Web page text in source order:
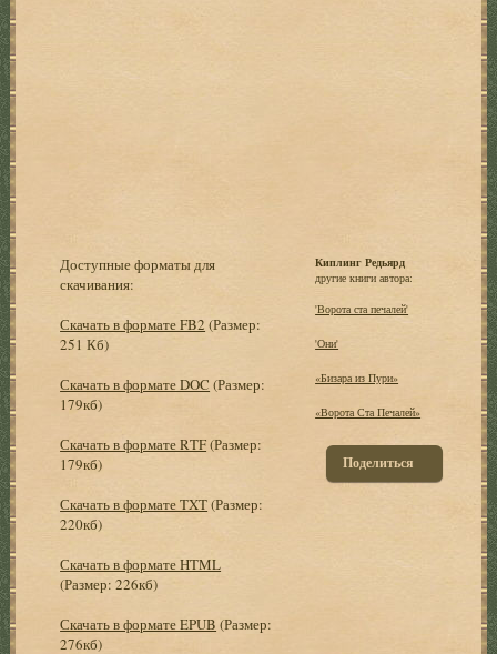
Доступные форматы для
скачивания:
Скачать в формате FB2 (Размер:
251 Кб)
Скачать в формате DOC (Размер:
179кб)
Скачать в формате RTF(Размер:
179кб)
Скачать в формате TXT(Размер:
220кб)
Скачать в формате HTML
(Размер: 226кб)
Скачать в формате EPUB (Размер:
276кб)
Киплинг Редьярд
другие книги автора:
'Ворота ста печалей'
'Они'
«Бизара из Пури»
«Ворота Ста Печалей»
Поделиться